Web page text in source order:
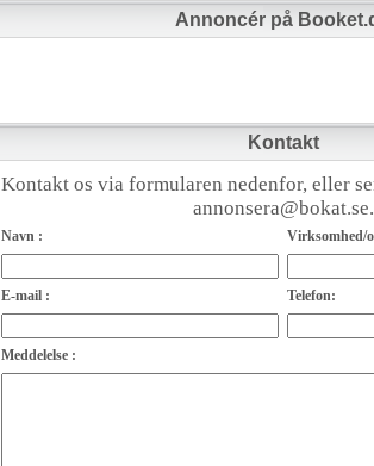
Annoncér på
Kontakt
Kontakt os via formularen nedenfor, eller
annonsera@bokat.se.
Navn : Virksomhed/
E-mail : Telefon:
Meddelelse :